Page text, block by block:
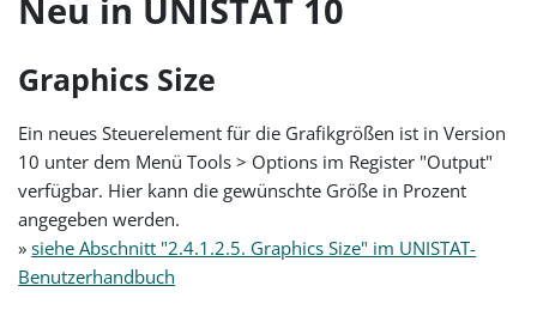
Neu in UNISTAT 10
Graphics Size
Ein neues Steuerelement für die Grafikgrößen ist in Version
10 unter dem Menü Tools > Options im Register "Output"
verfügbar. Hier kann die gewünschte Größe in Prozent
angegeben werden.
»siehe Abschnitt "2.4.1.2.5. Graphics Size" im UNISTAT-
Benutzerhandbuch